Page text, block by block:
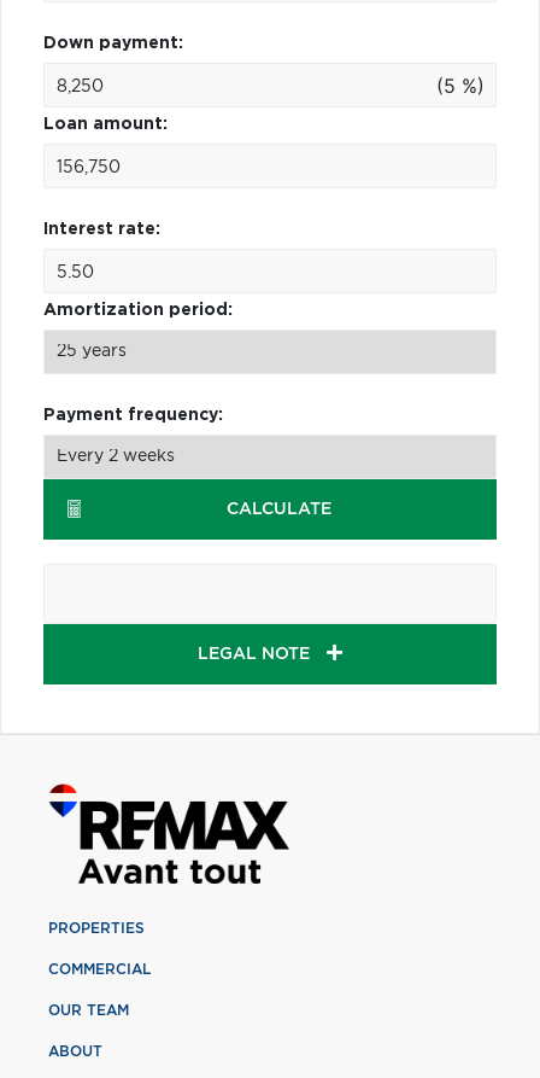
Down payment:
(5 %)
Loan amount:
Interest rate:
Amortization period:
Payment frequency:
CALCULATE
LEGAL NOTE
PROPERTIES
COMMERCIAL
OUR TEAM
ABOUT